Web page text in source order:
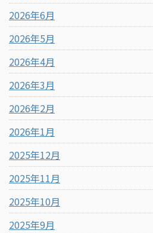
2026年6月
2026年5月
2026年4月
2026年3月
2026年2月
2026年1月
2025年12月
2025年11月
2025年10月
2025年9月